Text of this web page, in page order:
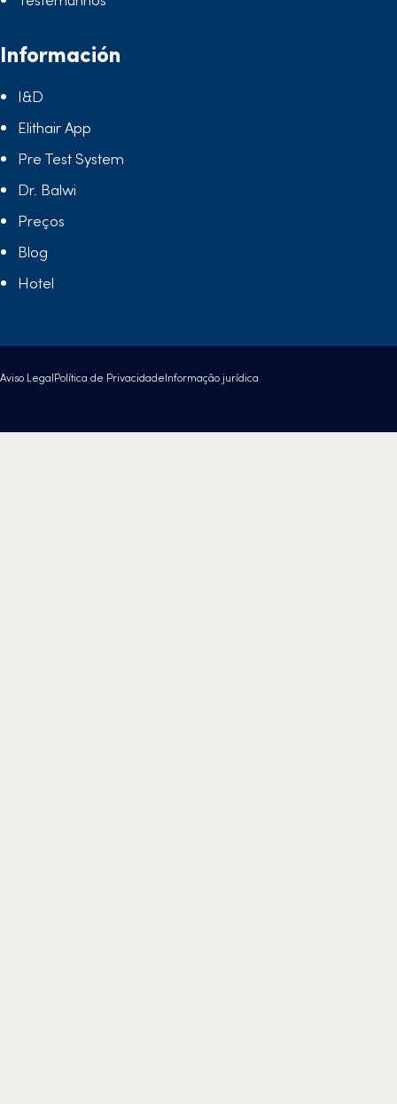
Información
I&D
Elithair App
Pre Test System
Dr. Balwi
Preços
Blog
Hotel
Aviso LegalPolítica de PrivacidadeInformação jurídica